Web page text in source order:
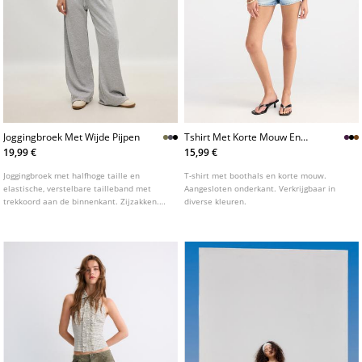
Joggingbroek Met Wijde Pijpen
19,99 €
Joggingbroek met halfhoge taille en
elastische, verstelbare tailleband met
trekkoord aan de binnenkant. Zijzakken.
Tshirt Met Korte Mouw En
Boothals
15,99 €
T-shirt met boothals en korte mouw.
Aangesloten onderkant. Verkrijgbaar in
diverse kleuren.